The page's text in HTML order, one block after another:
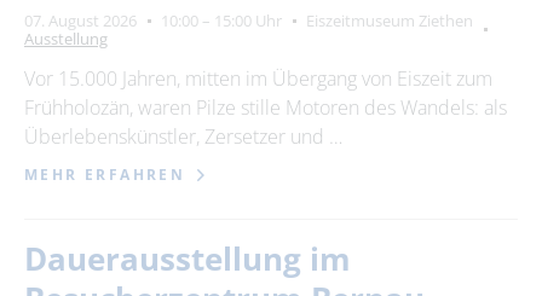
07. August 2026 10:00 – 15:00 Uhr
Eiszeitmuseum Ziethen
Ausstellung
Vor 15.000 Jahren, mitten im Übergang von Eiszeit zum
Frühholozän, waren Pilze stille Motoren des Wandels: als
Überlebenskünstler, Zersetzer und …
MEHR ERFAHREN
Dauerausstellung im